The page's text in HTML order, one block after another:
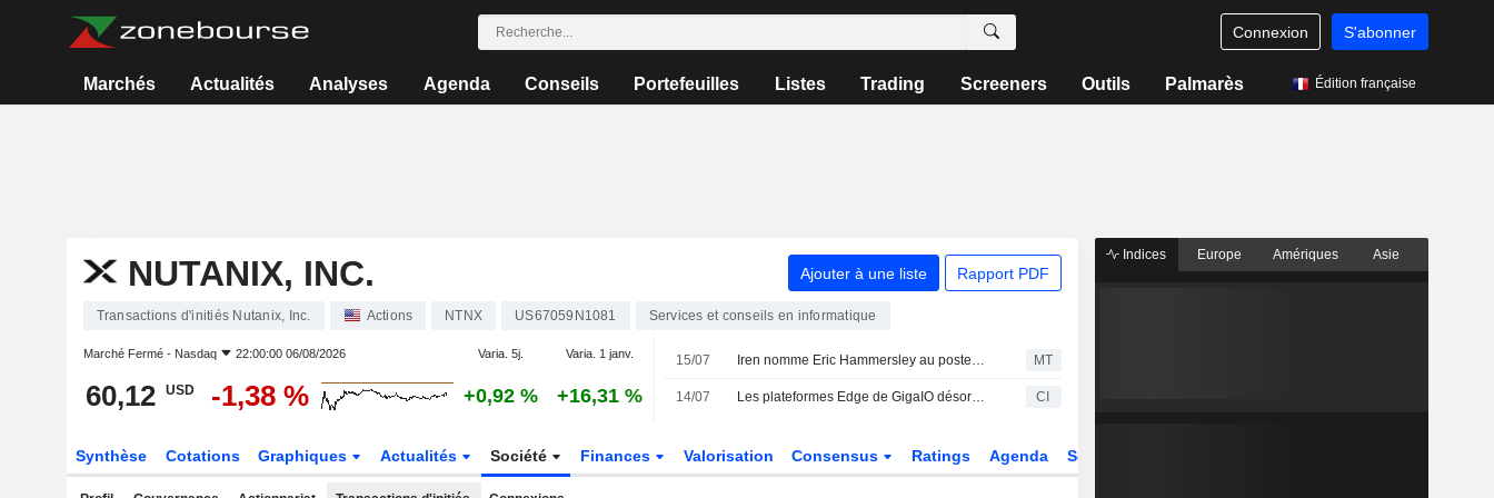
Connexion S'abonner
Marchés Actualités Analyses Agenda Conseils Portefeuilles Listes Trading Screeners Outils Palmarès Édition française
NUTANIX, INC. Ajouter à une liste Rapport PDF
Transactions d'initiés Nutanix, Inc. Actions NTNX US67059N1081 Services et conseils en informatique
Marché Fermé - Nasdaq 22:00:00 06/08/2026 Varia. 5j. Varia. 1 janv.
60,12 USD -1,38 % +0,92 % +16,31 %
15/07 Iren nomme Eric Hammersley au poste de Chief Information Security Officer MT
14/07 Les plateformes Edge de GigaIO désormais certifiées pour Nutanix Kubernetes Platform et Enterprise AI, résolvant le défi du " dernier kilomètre » de l'IA générative tactique CI
Synthèse Cotations Graphiques Actualités Société Finances Valorisation Consensus Ratings Agenda Secteur
Indices Europe Amériques Asie